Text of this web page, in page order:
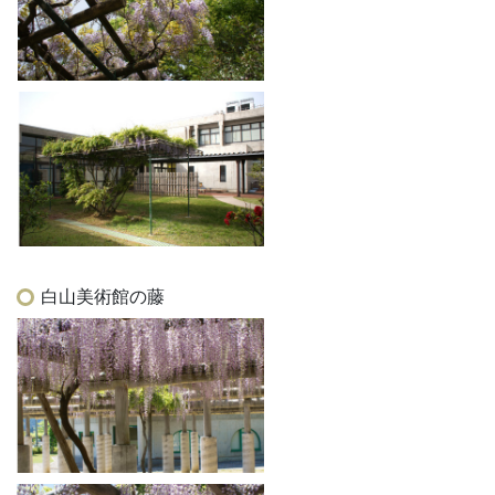
白山美術館の藤